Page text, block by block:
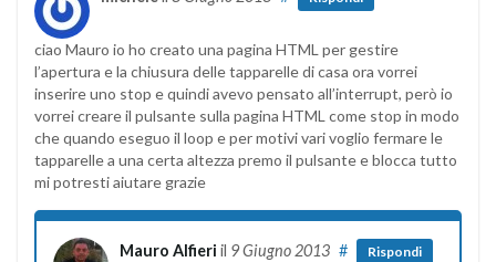
ciao Mauro io ho creato una pagina HTML per gestire
l’apertura e la chiusura delle tapparelle di casa ora vorrei
inserire uno stop e quindi avevo pensato all’interrupt, però io
vorrei creare il pulsante sulla pagina HTML come stop in modo
che quando eseguo il loop e per motivi vari voglio fermare le
tapparelle a una certa altezza premo il pulsante e blocca tutto
mi potresti aiutare grazie
Mauro Alfieri il 9 Giugno 2013 # Rispondi